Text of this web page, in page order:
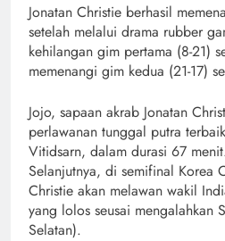
Jonatan Christie berhasil
setelah melalui drama rubber
kehilangan gim pertama (8-21)
memenangi gim kedua (21-17)
Jojo, sapaan akrab Jonatan
perlawanan tunggal putra
Vitidsarn, dalam durasi 67
Selanjutnya, di semifinal Korea
Christie akan melawan wakil
yang lolos seusai mengalahkan
Selatan).